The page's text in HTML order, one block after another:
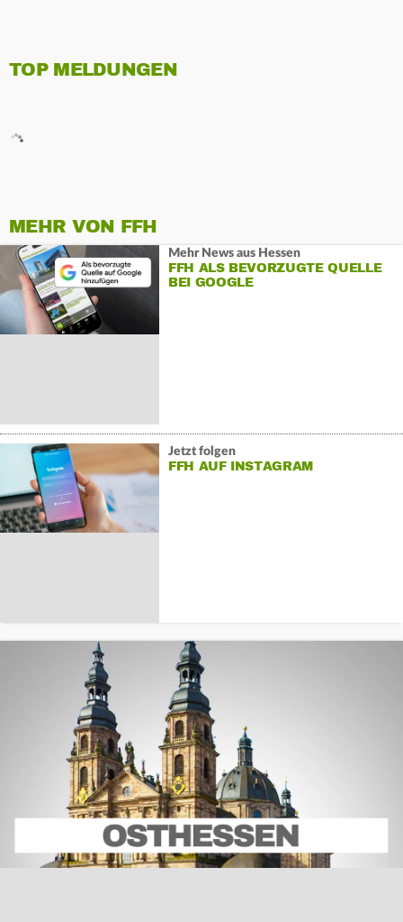
TOP MELDUNGEN
MEHR VON FFH
Mehr News aus Hessen
FFH ALS BEVORZUGTE QUELLE
BEI GOOGLE
Jetzt folgen
FFH AUF INSTAGRAM